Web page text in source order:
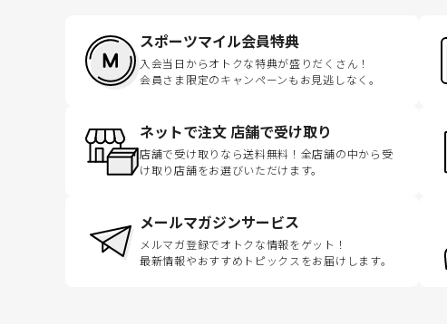
スポーツマイル会員特典
入会当日からオトクな特典が盛りだくさん！
会員さま限定のキャンペーンもお見逃しなく。
ネットで注文 店舗で受け取り
店舗で受け取りなら送料無料！全店舗の中から受
け取り店舗をお選びいただけます。
メールマガジンサービス
メルマガ登録でオトクな情報をゲット！
最新情報やおすすめトピックスをお届けします。